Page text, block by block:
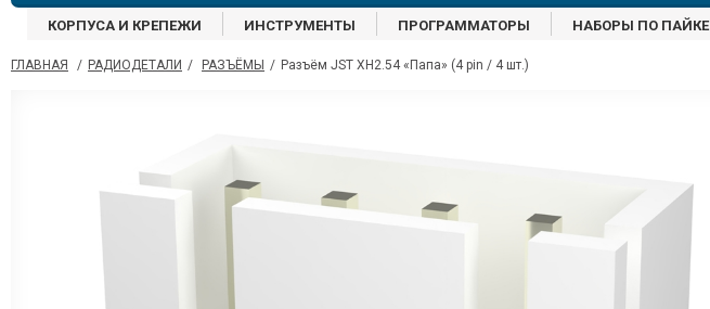
КОРПУСА И КРЕПЕЖИ ИНСТРУМЕНТЫ ПРОГРАММАТОРЫ НАБОРЫ ПО ПАЙКЕ
ГЛАВНАЯ / РАДИОДЕТАЛИ / РАЗЪЁМЫ / Разъём JST XH2.54 «Папа» (4 pin / 4 шт.)
Менеджер
shop@iarduino.ru